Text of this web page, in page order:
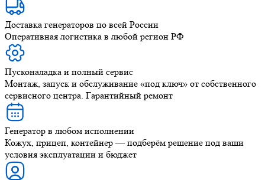
Доставка генераторов по всей России
Оперативная логистика в любой регион РФ
Пусконаладка и полный сервис
Монтаж, запуск и обслуживание «под ключ» от собственного
сервисного центра. Гарантийный ремонт
Генератор в любом исполнении
Кожух, прицеп, контейнер — подберём решение под ваши
условия эксплуатации и бюджет